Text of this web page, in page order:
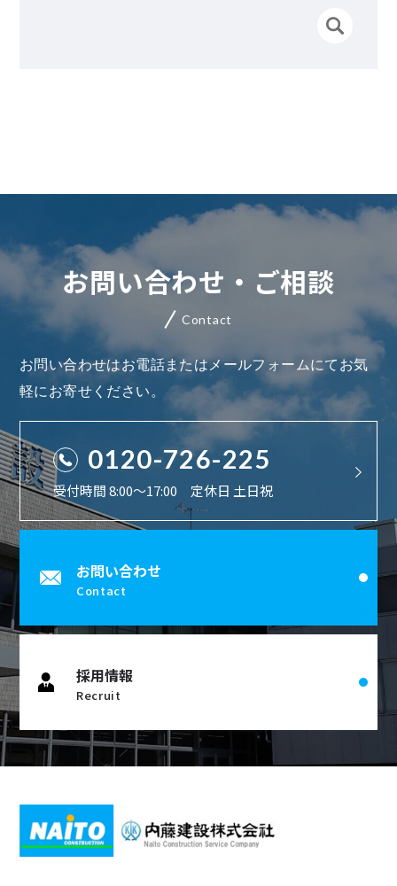
お問い合わせはお電話またはメールフォームにてお気
軽にお寄せください。
Contact
お問い合わせ・ご相談
0120-726-225
受付時間 8:00〜17:00 定休日 土日祝
お問い合わせ
Contact
採用情報
Recruit